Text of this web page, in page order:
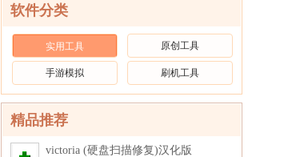
软件分类
实用工具 原创工具
手游模拟 刷机工具
精品推荐
victoria (硬盘扫描修复)汉化版